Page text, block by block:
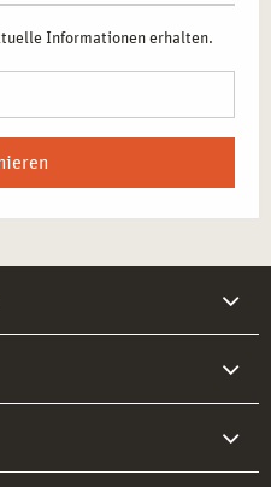
Informationen erhalten.